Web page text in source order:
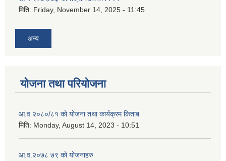
मिति: Friday, November 14, 2025 - 11:45
अन्य
योजना तथा परियोजना
आ.व २०८०/८१ को योजना तथा कार्यक्रम किताब
मिति: Monday, August 14, 2023 - 10:51
आ.व.२०७८ ७९ को योजनाहरु